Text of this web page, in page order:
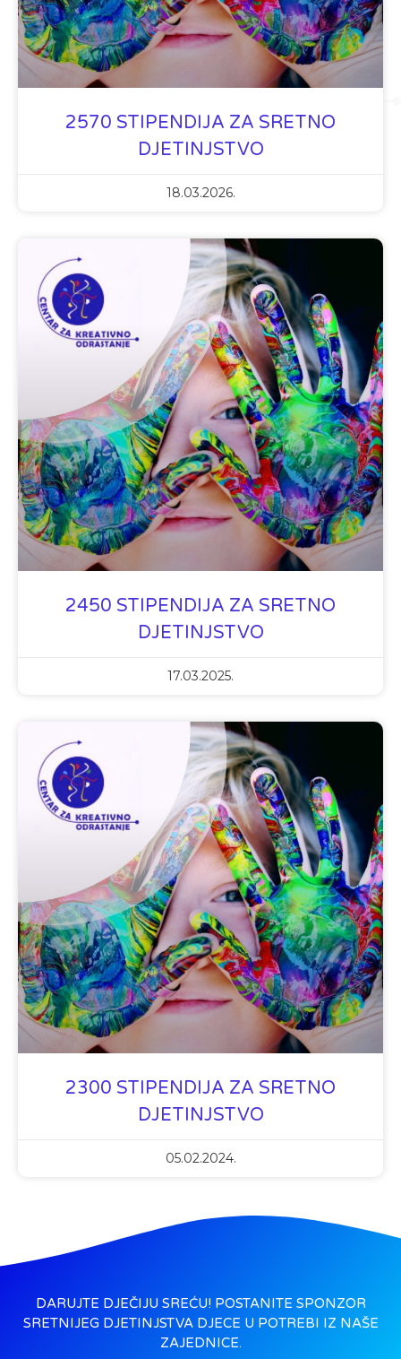
2570 STIPENDIJA ZA SRETNO
DJETINJSTVO
18.03.2026.
2450 STIPENDIJA ZA SRETNO
DJETINJSTVO
17.03.2025.
2300 STIPENDIJA ZA SRETNO
DJETINJSTVO
05.02.2024.
DARUJTE DJEČIJU SREĆU! POSTANITE SPONZOR
SRETNIJEG DJETINJSTVA DJECE U POTREBI IZ NAŠE
ZAJEDNICE.